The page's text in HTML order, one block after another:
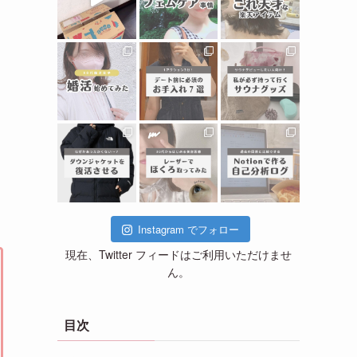
Instagram でフォロー
現在、Twitter フィードはご利用いただけませ
ん。
目次